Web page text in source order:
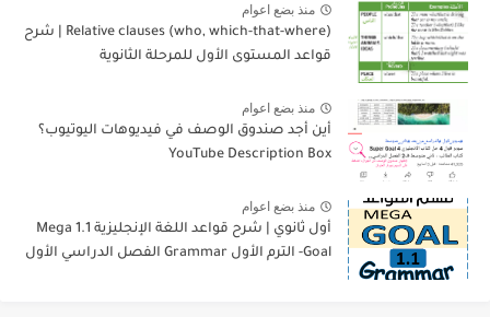
منذ بضع اعوام
Relative clauses (who, which-that-where) | شرح
قواعد المستوى الأول للمرحلة الثانوية
منذ بضع اعوام
أين أجد صندوق الوصف في فيديوهات اليوتيوب؟
YouTube Description Box
منذ بضع اعوام
أول ثانوي | شرح قواعد اللغة الإنجليزية 1.1 Mega
Goal- الترم الأول Grammar الفصل الدراسي الأول